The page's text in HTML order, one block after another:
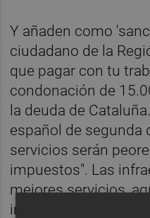
Y añaden como
ciudadano de la
que pagar con tu
condonación de
la deuda de
español de segunda
servicios serán
impuestos". Las
mejores servicios,
independentistas". Y